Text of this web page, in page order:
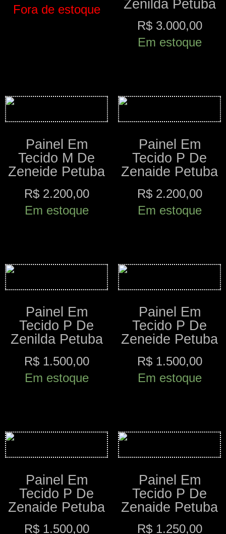
Fora de estoque
Zenilda Petuba
R$3.000,00
Em estoque
Painel Em
Tecido M De
Zeneide Petuba
R$2.200,00
Em estoque
Painel Em
Tecido P De
Zenaide Petuba
R$2.200,00
Em estoque
Painel Em
Tecido P De
Zenilda Petuba
R$1.500,00
Em estoque
Painel Em
Tecido P De
Zeneide Petuba
R$1.500,00
Em estoque
Painel Em
Tecido P De
Zenaide Petuba
R$1.500,00
Painel Em
Tecido P De
Zenaide Petuba
R$1.250,00